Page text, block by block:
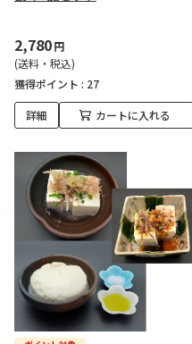
2,780円
(送料・税込)
獲得ポイント : 27
詳細 カートに入れる